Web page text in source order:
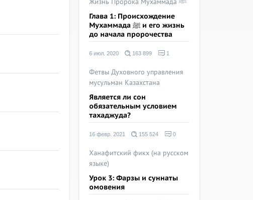
Жизнь Пророка Мухаммада ﷺ
Глава 1: Происхождение
Мухаммада ﷺ и его жизнь
до начала пророчества
6 июл. 2020 163 899 1
Фетвы Духовного управления
мусульман Казахстана
Является ли сон
обязательным условием
тахаджуда?
16 февр. 2021 155 524 0
Ханафитский фикх (на русском
языке)
Урок 3: Фарзы и суннаты
омовения